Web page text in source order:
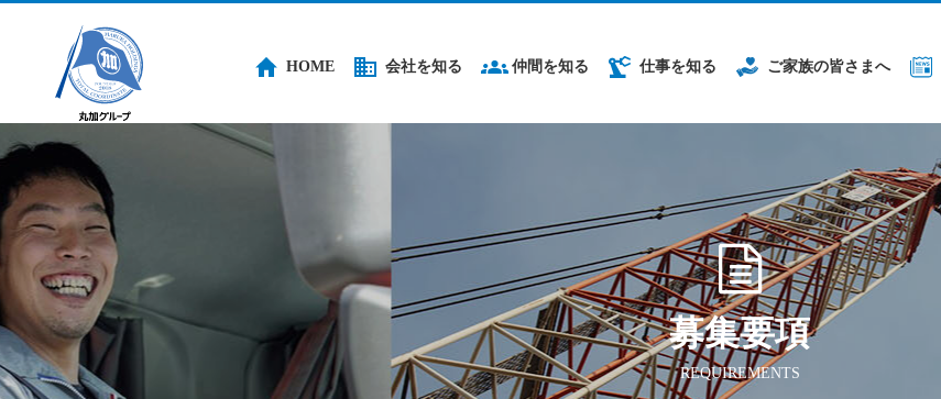
HOME 会社を知る 仲間を知る 仕事を知る ご家族の皆さまへ
募集要項
REQUIREMENTS